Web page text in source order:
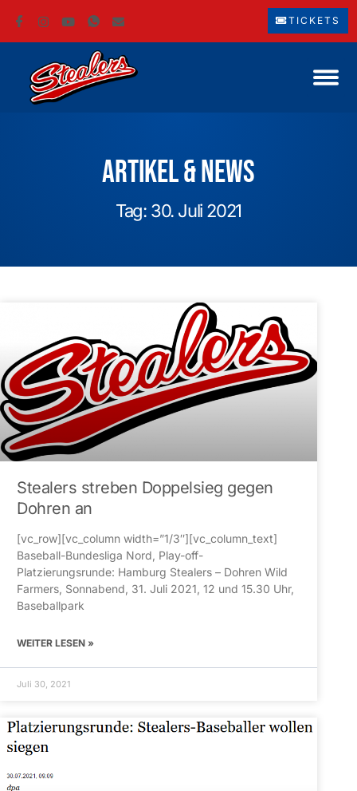
TICKETS
Artikel & News
Tag: 30. Juli 2021
Stealers streben Doppelsieg gegen
Dohren an
[vc_row][vc_column width=”1/3″][vc_column_text]
Baseball-Bundesliga Nord, Play-off-
Platzierungsrunde: Hamburg Stealers – Dohren Wild
Farmers, Sonnabend, 31. Juli 2021, 12 und 15.30 Uhr,
Baseballpark
WEITER LESEN »
Juli 30, 2021